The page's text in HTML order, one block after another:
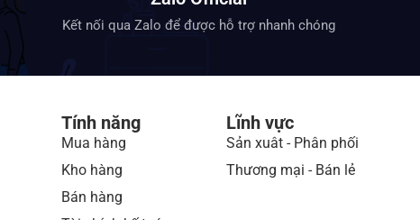
Kết nối qua Zalo để được hỗ trợ nhanh chóng
Tính năng
Mua hàng
Kho hàng
Bán hàng
Lĩnh vực
Sản xuât - Phân phối
Thương mại - Bán lẻ